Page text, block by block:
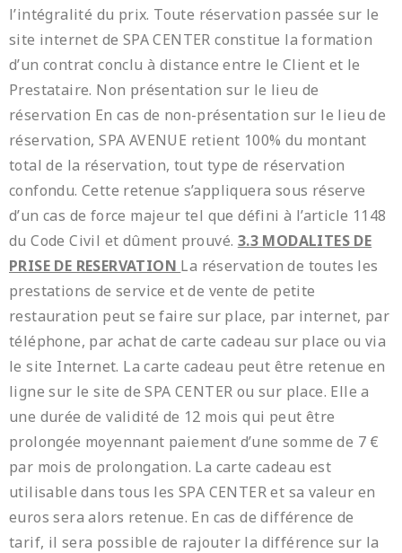
l’intégralité du prix. Toute réservation passée sur le
site internet de SPA CENTER constitue la formation
d’un contrat conclu à distance entre le Client et le
Prestataire. Non présentation sur le lieu de
réservation En cas de non-présentation sur le lieu de
réservation, SPA AVENUE retient 100% du montant
total de la réservation, tout type de réservation
confondu. Cette retenue s’appliquera sous réserve
d’un cas de force majeur tel que défini à l’article 1148
du Code Civil et dûment prouvé. 3.3 MODALITES DE
PRISE DE RESERVATION La réservation de toutes les
prestations de service et de vente de petite
restauration peut se faire sur place, par internet, par
téléphone, par achat de carte cadeau sur place ou via
le site Internet. La carte cadeau peut être retenue en
ligne sur le site de SPA CENTER ou sur place. Elle a
une durée de validité de 12 mois qui peut être
prolongée moyennant paiement d’une somme de 7 €
par mois de prolongation. La carte cadeau est
utilisable dans tous les SPA CENTER et sa valeur en
euros sera alors retenue. En cas de différence de
tarif, il sera possible de rajouter la différence sur la